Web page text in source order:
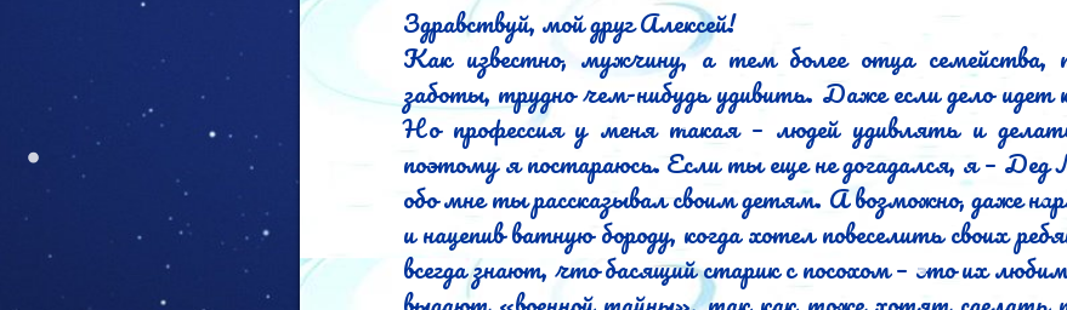
Здравствуй, мой друг Алексей!
Как известно, мужчину, а тем более отца семейства,
заботы, трудно чем-нибудь удивить. Даже если дело
Но профессия у меня такая – людей удивлять и
поэтому я постараюсь. Если ты еще не догадался, я –
обо мне ты рассказывал своим детям. А возможно, даже
и нацепив ватную бороду, когда хотел повеселить своих
всегда знают, что басящий старик с посохом – это их